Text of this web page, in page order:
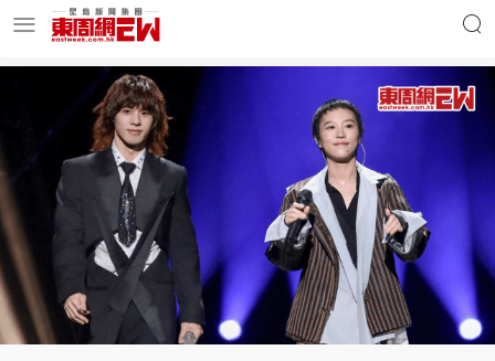
明星名人 時事財經
東周Ladies 優享生活
東周食玩通 會員活動